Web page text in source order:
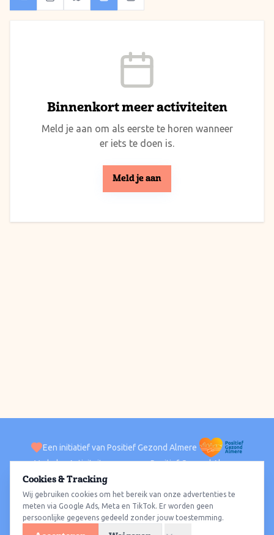
Binnenkort meer activiteiten
Meld je aan om als eerste te horen wanneer
er iets te doen is.
Meld je aan
Een initiatief van Positief Gezond Almere
VerhalenActiviteiten Positief Gezond Almere
ACTIVITEITEN PER WIJK
Alle wijkenAlmere HavenAlmere StadAlmere BuitenAlmere Poort
Almere HoutAlmere OosterwoldWat te doen
Cookies & Tracking
Wij gebruiken cookies om het bereik van onze advertenties te
meten via Google Ads, Meta en TikTok. Er worden geen
persoonlijke gegevens gedeeld zonder jouw toestemming.